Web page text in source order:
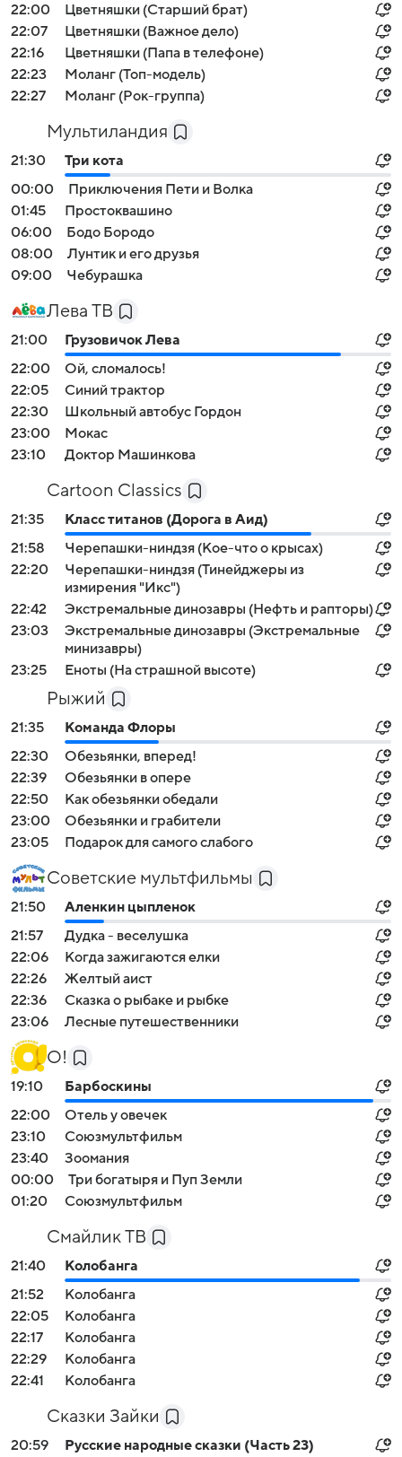
22:00
Цветняшки (Старший брат)
22:07
Цветняшки (Важное дело)
22:16
Цветняшки (Папа в телефоне)
22:23
Моланг (Топ-модель)
22:27
Моланг (Рок-группа)
Мультиландия
21:30
Три кота
00:00
Приключения Пети и Волка
01:45
Простоквашино
06:00
Бодо Бородо
08:00
Лунтик и его друзья
09:00
Чебурашка
Лева ТВ
21:00
Грузовичок Лева
22:00
Ой, сломалось!
22:05
Синий трактор
22:30
Школьный автобус Гордон
23:00
Мокас
23:10
Доктор Машинкова
Cartoon Classics
21:35
Класс титанов (Дорога в Аид)
21:58
Черепашки-ниндзя (Кое-что о крысах)
22:20
Черепашки-ниндзя (Тинейджеры из
измирения "Икс")
22:42
Экстремальные динозавры (Нефть и рапторы)
23:03
Экстремальные динозавры (Экстремальные
минизавры)
23:25
Еноты (На страшной высоте)
Рыжий
21:35
Команда Флоры
22:30
Обезьянки, вперед!
22:39
Обезьянки в опере
22:50
Как обезьянки обедали
23:00
Обезьянки и грабители
23:05
Подарок для самого слабого
Советские мультфильмы
21:50
Аленкин цыпленок
21:57
Дудка - веселушка
22:06
Когда зажигаются елки
22:26
Желтый аист
22:36
Сказка о рыбаке и рыбке
23:06
Лесные путешественники
О!
19:10
Барбоскины
22:00
Отель у овечек
23:10
Союзмультфильм
23:40
Зоомания
00:00
Три богатыря и Пуп Земли
01:20
Союзмультфильм
Смайлик ТВ
21:40
Колобанга
21:52
Колобанга
22:05
Колобанга
22:17
Колобанга
22:29
Колобанга
22:41
Колобанга
Сказки Зайки
20:59 Русские народные сказки (Часть 23)